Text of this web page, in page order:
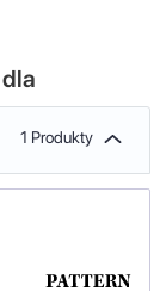
1 Produkty